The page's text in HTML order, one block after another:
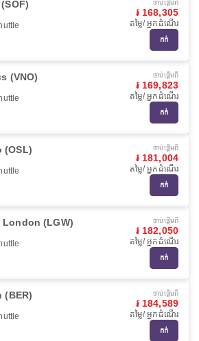
ចាប់ផ្ដើមពី
៛ 168,305
តម្លៃ/ អ្នកដំណើរ
កក់
(VNO) ចាប់ផ្ដើមពី
៛ 169,823
តម្លៃ/ អ្នកដំណើរ
កក់
(OSL) ចាប់ផ្ដើមពី
៛ 181,004
តម្លៃ/ អ្នកដំណើរ
កក់
London (LGW) ចាប់ផ្ដើមពី
៛ 182,050
តម្លៃ/ អ្នកដំណើរ
កក់
(BER) ចាប់ផ្ដើមពី
៛ 184,589
តម្លៃ/ អ្នកដំណើរ
កក់